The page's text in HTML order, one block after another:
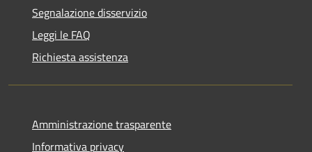
Segnalazione disservizio
Leggi le FAQ
Richiesta assistenza
Amministrazione trasparente
Informativa privacy